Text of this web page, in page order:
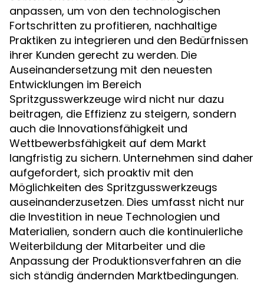
anpassen, um von den technologischen
Fortschritten zu profitieren, nachhaltige
Praktiken zu integrieren und den Bedürfnissen
ihrer Kunden gerecht zu werden. Die
Auseinandersetzung mit den neuesten
Entwicklungen im Bereich
Spritzgusswerkzeuge wird nicht nur dazu
beitragen, die Effizienz zu steigern, sondern
auch die Innovationsfähigkeit und
Wettbewerbsfähigkeit auf dem Markt
langfristig zu sichern. Unternehmen sind daher
aufgefordert, sich proaktiv mit den
Möglichkeiten des Spritzgusswerkzeugs
auseinanderzusetzen. Dies umfasst nicht nur
die Investition in neue Technologien und
Materialien, sondern auch die kontinuierliche
Weiterbildung der Mitarbeiter und die
Anpassung der Produktionsverfahren an die
sich ständig ändernden Marktbedingungen.